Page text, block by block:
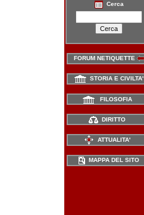
Cerca
FORUM NETIQUETTE
STORIA E CIVILTA'
FILOSOFIA
DIRITTO
ATTUALITA'
MAPPA DEL SITO